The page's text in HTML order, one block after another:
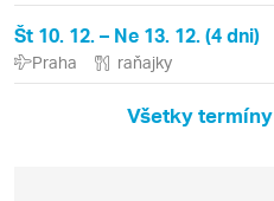
Št 10. 12. – Ne 13. 12. (4 dni)
Praha raňajky
Všetky